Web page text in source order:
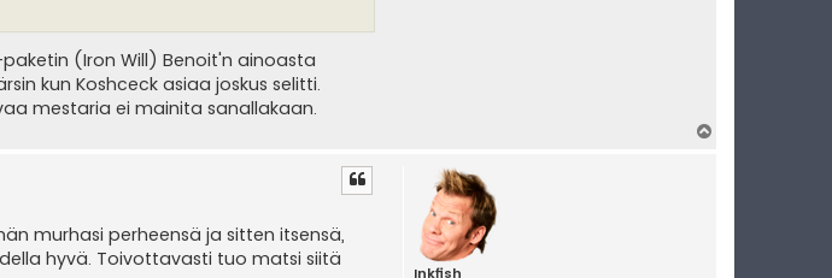
(Iron Will) Benoit'n ainoasta
kun Koshceck asiaa joskus selitti.
mestaria ei mainita sanallakaan.
Inkfish
murhasi perheensä ja sitten itsensä,
hyvä. Toivottavasti tuo matsi siitä